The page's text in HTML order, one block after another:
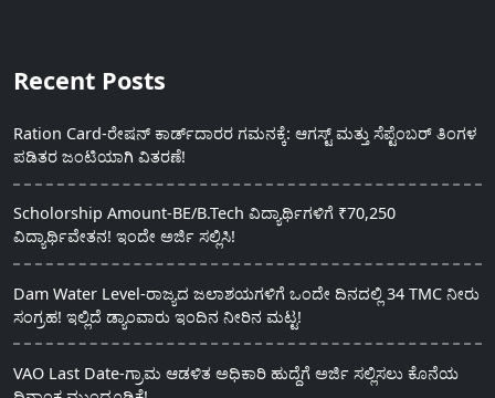
Recent Posts
Ration Card-ರೇಷನ್ ಕಾರ್ಡ್‍ದಾರರ ಗಮನಕ್ಕೆ: ಆಗಸ್ಟ್ ಮತ್ತು ಸೆಪ್ಟೆಂಬರ್ ತಿಂಗಳ
ಪಡಿತರ ಜಂಟಿಯಾಗಿ ವಿತರಣೆ!
Scholorship Amount-BE/B.Tech ವಿದ್ಯಾರ್ಥಿಗಳಿಗೆ ₹70,250
ವಿದ್ಯಾರ್ಥಿವೇತನ! ಇಂದೇ ಅರ್ಜಿ ಸಲ್ಲಿಸಿ!
Dam Water Level-ರಾಜ್ಯದ ಜಲಾಶಯಗಳಿಗೆ ಒಂದೇ ದಿನದಲ್ಲಿ 34 TMC ನೀರು
ಸಂಗ್ರಹ! ಇಲ್ಲಿದೆ ಡ್ಯಾಂವಾರು ಇಂದಿನ ನೀರಿನ ಮಟ್ಟ!
VAO Last Date-ಗ್ರಾಮ ಆಡಳಿತ ಅಧಿಕಾರಿ ಹುದ್ದೆಗೆ ಅರ್ಜಿ ಸಲ್ಲಿಸಲು ಕೊನೆಯ